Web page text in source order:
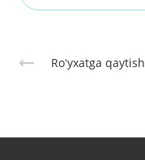
Roʻyxatga qaytish